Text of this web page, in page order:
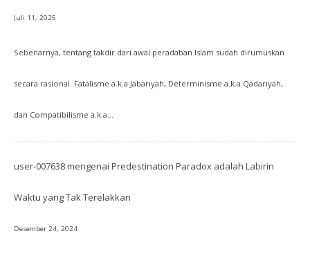
Juli 11, 2025
Sebenarnya, tentang takdir dari awal peradaban Islam sudah dirumuskan
secara rasional. Fatalisme a.k.a Jabariyah, Determinisme a.k.a Qadariyah,
dan Compatibilisme a.k.a…
user-007638mengenai Predestination Paradox adalah Labirin
Waktu yang Tak Terelakkan
Desember 24, 2024